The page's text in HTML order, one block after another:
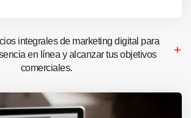
integrales de marketing digital para
en línea y alcanzar tus objetivos
comerciales.